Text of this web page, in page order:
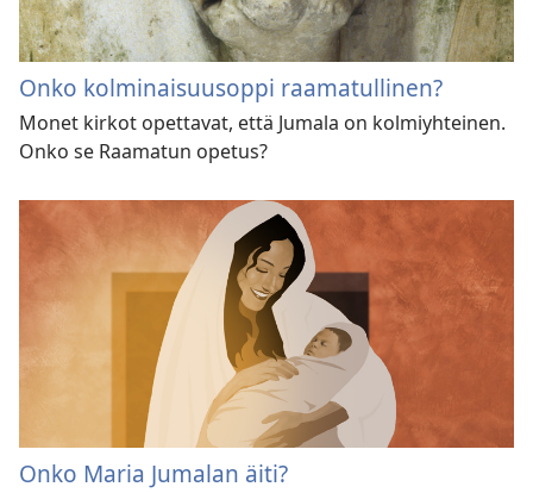
Onko kolminaisuusoppi raamatullinen?
Monet kirkot opettavat, että Jumala on kolmiyhteinen.
Onko se Raamatun opetus?
Onko Maria Jumalan äiti?